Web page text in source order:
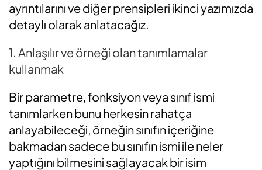
ayrıntılarını ve diğer prensipleri ikinci yazımızda
detaylı olarak anlatacağız.
1. Anlaşılır ve örneği olan tanımlamalar
kullanmak
Bir parametre, fonksiyon veya sınıf ismi
tanımlarken bunu herkesin rahatça
anlayabileceği, örneğin sınıfın içeriğine
bakmadan sadece bu sınıfın ismi ile neler
yaptığını bilmesini sağlayacak bir isim